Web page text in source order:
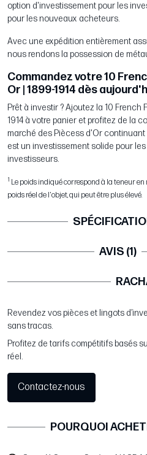
option d'investissement pour les
pour les nouveaux acheteurs.
Avec une expédition entièrement
nous rendons la possession de
Commandez votre 10
Or | 1899-1914 dès
Prêt à investir ? Ajoutez la 10 French
1914 à votre panier et profitez de la
marché des Piècess d'Or
est un investissement solide pour
investisseurs.
1 Le poids indiqué correspond à la teneur
poids réel de l'objet, qui peut être plus élevé.
AVIS (1)
Revendez vos pièces et lingots
sans tracas.
Profitez de tarifs compétitifs basés
réel.
Contactez-nous
POURQUOI